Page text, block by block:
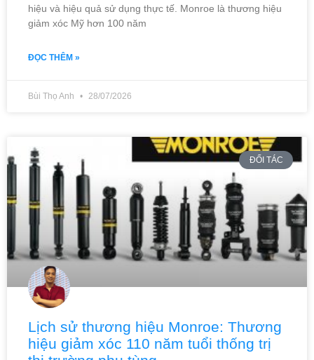
hiệu và hiệu quả sử dụng thực tế. Monroe là thương hiệu
giảm xóc Mỹ hơn 100 năm
ĐỌC THÊM »
Bùi Thọ Anh 28/07/2026
ĐỐI TÁC
Lịch sử thương hiệu Monroe: Thương
hiệu giảm xóc 110 năm tuổi thống trị